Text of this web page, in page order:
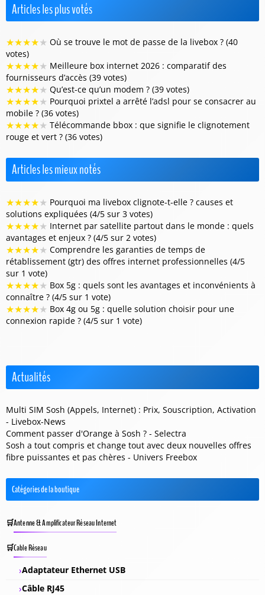
Articles les plus votés
★★★★★ Où se trouve le mot de passe de la livebox ? (40
votes)
★★★★★ Meilleure box internet 2026 : comparatif des
fournisseurs d’accès (39 votes)
★★★★★ Qu’est-ce qu’un modem ? (39 votes)
★★★★★ Pourquoi prixtel a arrêté l’adsl pour se consacrer au
mobile ? (36 votes)
★★★★★ Télécommande bbox : que signifie le clignotement
rouge et vert ? (36 votes)
Articles les mieux notés
★★★★★ Pourquoi ma livebox clignote-t-elle ? causes et
solutions expliquées (4/5 sur 3 votes)
★★★★★ Internet par satellite partout dans le monde : quels
avantages et enjeux ? (4/5 sur 2 votes)
★★★★★ Comprendre les garanties de temps de
rétablissement (gtr) des offres internet professionnelles (4/5
sur 1 vote)
★★★★★ Box 5g : quels sont les avantages et inconvénients à
connaître ? (4/5 sur 1 vote)
★★★★★ Box 4g ou 5g : quelle solution choisir pour une
connexion rapide ? (4/5 sur 1 vote)
Actualités
Multi SIM Sosh (Appels, Internet) : Prix, Souscription, Activation
- Livebox-News
Comment passer d'Orange à Sosh ? - Selectra
Sosh a tout compris et change tout avec deux nouvelles offres
fibre puissantes et pas chères - Univers Freebox
Catégories de la boutique
Antenne & Amplificateur Réseau Internet
Cable Réseau
Adaptateur Ethernet USB
Câble RJ45